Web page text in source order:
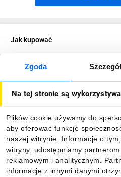
Zgoda
Na tej stronie są
Plików cookie używamy do
aby oferować funkcje
naszej witrynie. Informacje o
witryny, udostępniamy partnerom
reklamowym i analitycznym.
informacje z innymi danymi
Jak kupować
O firmie
Informacje
Pobierz naszą